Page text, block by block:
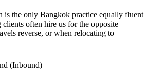
the only Bangkok practice equally fluent
often hire us for the opposite
reverse, or when relocating to
(Inbound)